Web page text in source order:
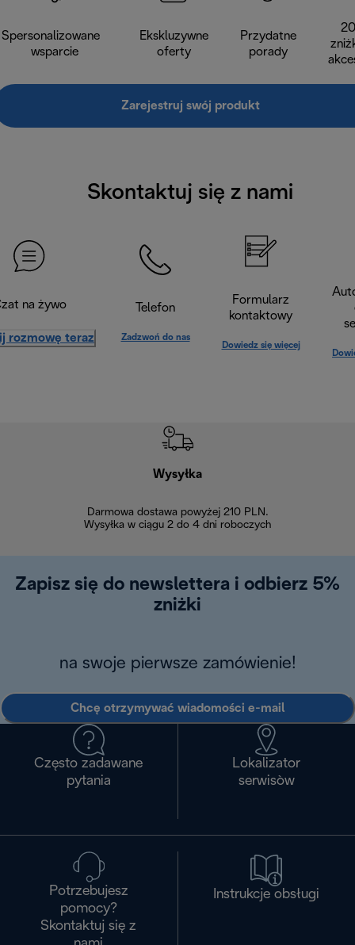
Spersonalizowane
wsparcie
Ekskluzywne
oferty
Przydatne
porady
Zarejestruj swój produkt
Skontaktuj się z nami
na żywo
rozmowę teraz
Telefon
Zadzwoń do nas
Formularz
kontaktowy
Dowiedz się więcej
Wysyłka
Darmowa dostawa powyżej 210 PLN.
Wysyłka w ciągu 2 do 4 dni roboczych
Zapisz się do newslettera i odbierz 5%
zniżki
na swoje pierwsze zamówienie!
Chcę otrzymywać wiadomości e-mail
Często zadawane
pytania
Lokalizator
serwisòw
Potrzebujesz
pomocy?
Skontaktuj się z
Instrukcje obsługi